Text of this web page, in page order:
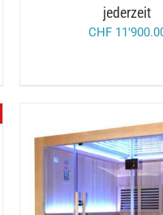
jederzeit
CHF